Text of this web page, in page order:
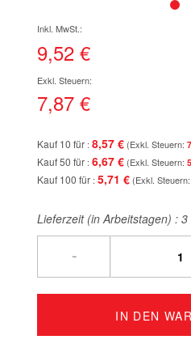
der
Bildgalerie
9,52 €
7,87 €
Kauf 10 für 8,57 €
Kauf 50 für 6,67 €
Kauf 100 für 5,71 €
Lieferzeit (in Arbeitstagen) : 3
-
IN DEN